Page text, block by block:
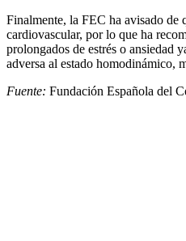
Finalmente, la FEC ha avisado de
cardiovascular, por lo que ha
prolongados de estrés o ansiedad
adversa al estado homodinámico,
Fuente: Fundación Española del